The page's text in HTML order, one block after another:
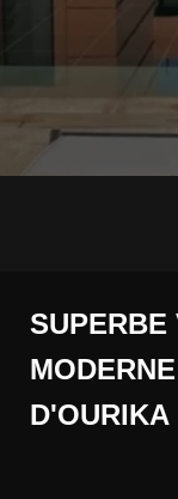
SUPERBE
D'OURIKA